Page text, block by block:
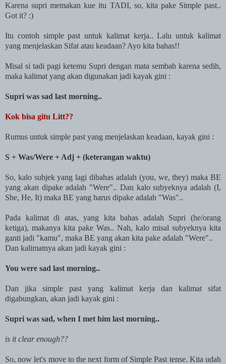
Karena supri memakan kue itu TADI, so, kita pake Simple past..
Got it? :)
Itu contoh simple past untuk kalimat kerja.. Lalu untuk kalimat
yang menjelaskan Sifat atau keadaan? Ayo kita bahas!!
Misal si tadi pagi ketemu Supri dengan mata sembab karena sedih,
maka kalimat yang akan digunakan jadi kayak gini :
Supri was sad last morning..
Kok bisa gitu Litt??
Rumus untuk simple past yang menjelaskan keadaan, kayak gini :
S + Was/Were + Adj + (keterangan waktu)
So, kalo subjek yang lagi dibahas adalah (you, we, they) maka BE
yang akan dipake adalah "Were".. Dan kalo subyeknya adalah (I,
She, He, It) maka BE yang harus dipake adalah "Was"..
Pada kalimat di atas, yang kita bahas adalah Supri (he/orang
ketiga), makanya kita pake Was.. Nah, kalo misal subyeknya kita
ganti jadi "kamu", maka BE yang akan kita pake adalah "Were"..
Dan kalimatnya akan jadi kayak gini :
You were sad last morning..
Dan jika simple past yang kalimat kerja dan kalimat sifat
digabungkan, akan jadi kayak gini :
Supri was sad, when I met him last morning..
is it clear enough??
So, now let's move to the next form of Simple Past tense. Kita udah